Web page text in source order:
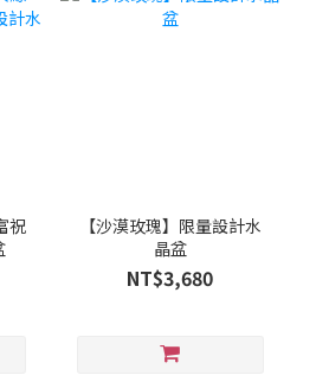
祝
【沙漠玫瑰】限量設計水
晶盆
NT$3,680